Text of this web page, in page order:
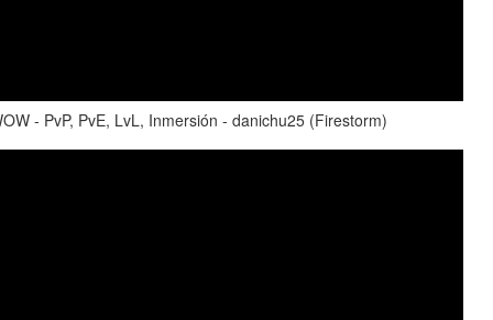
- PvP, PvE, LvL, Inmersión - danichu25 (Firestorm)